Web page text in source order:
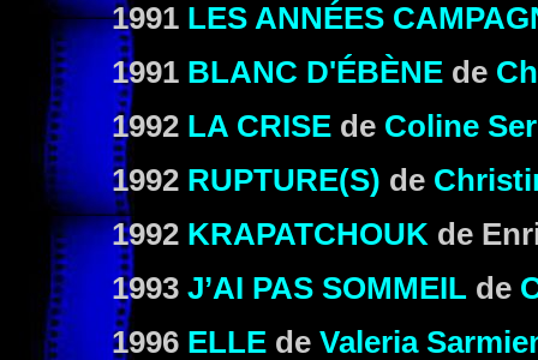
1991 LES ANNÉES
1991 BLANC D'ÉBÈNE de
1992 LA CRISE de Coline
1992 RUPTURE(S) de
1992 KRAPATCHOUK de
1993 J’AI PAS SOMMEIL de
1996 ELLE de Valeria